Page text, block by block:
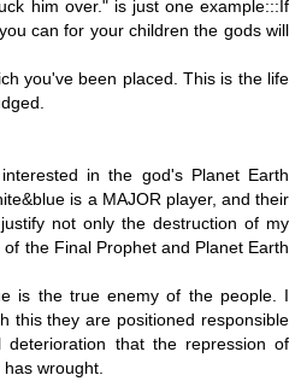
him over." is just one example:::If
can for your children the gods will
you've been placed. This is the life
in the god's Planet Earth
is a MAJOR player, and their
not only the destruction of my
the Final Prophet and Planet Earth
is the true enemy of the people. I
this they are positioned responsible
deterioration that the repression of
wrought.